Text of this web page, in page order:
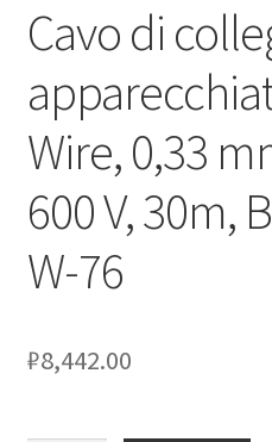
Cavo di
Wire, 0,33
600 V, 30m,
W-76
₽8,442.00